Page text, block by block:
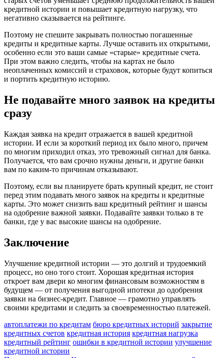
кредитной истории и повышает кредитную нагрузку, что
негативно сказывается на рейтинге.
Поэтому не спешите закрывать полностью погашенные
кредиты и кредитные карты. Лучше оставить их открытыми,
особенно если это ваши самые «старые» кредитные счета.
При этом важно следить, чтобы на картах не было
неоплаченных комиссий и страховок, которые будут копиться
и портить кредитную историю.
Не подавайте много заявок на кредиты
сразу
Каждая заявка на кредит отражается в вашей кредитной
истории. И если за короткий период их было много, причем
по многим приходил отказ, это тревожный сигнал для банка.
Получается, что вам срочно нужны деньги, и другие банки
вам по каким-то причинам отказывают.
Поэтому, если вы планируете брать крупный кредит, не стоит
перед этим подавать много заявок на кредиты и кредитные
карты. Это может снизить ваш кредитный рейтинг и шансы
на одобрение важной заявки. Подавайте заявки только в те
банки, где у вас высокие шансы на одобрение.
Заключение
Улучшение кредитной истории — это долгий и трудоемкий
процесс, но оно того стоит. Хорошая кредитная история
откроет вам двери ко многим финансовым возможностям в
будущем — от получения выгодной ипотеки до одобрения
заявки на бизнес-кредит. Главное — грамотно управлять
своими кредитами и следить за своевременностью платежей.
автоплатежи по кредитам бюро кредитных историй закрытие
кредитных счетов кредитная история кредитная нагрузка
кредитный рейтинг ошибки в кредитной истории улучшение
кредитной истории